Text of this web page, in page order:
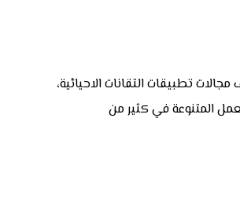
تطبيقات التقانات الاحيائية،
المتنوعة في كثير من